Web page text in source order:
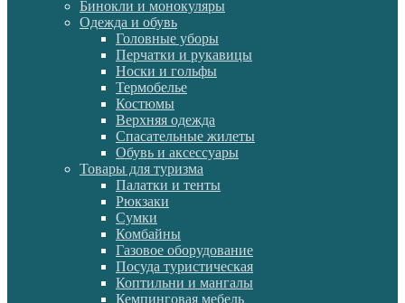
Бинокли и монокуляры
Одежда и обувь
Головные уборы
Перчатки и рукавицы
Носки и гольфы
Термобелье
Костюмы
Верхняя одежда
Спасательные жилеты
Обувь и аксессуары
Товары для туризма
Палатки и тенты
Рюкзаки
Сумки
Комбайны
Газовое оборудование
Посуда туристическая
Коптильни и мангалы
Кемпинговая мебель